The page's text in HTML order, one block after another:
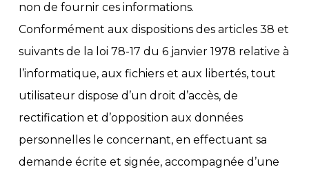
non de fournir ces informations.
Conformément aux dispositions des articles 38 et
suivants de la loi 78-17 du 6 janvier 1978 relative à
l’informatique, aux fichiers et aux libertés, tout
utilisateur dispose d’un droit d’accès, de
rectification et d’opposition aux données
personnelles le concernant, en effectuant sa
demande écrite et signée, accompagnée d’une